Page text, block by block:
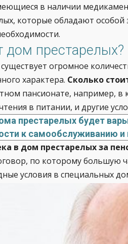
в наличии
которые обладают
дом престарелых?
огромное
характера. Сколько
пансионате, например, в
в питании, и другие
престарелых будет
к самообслуживанию и
в дом престарелых за
по которому большую
условия в специальных